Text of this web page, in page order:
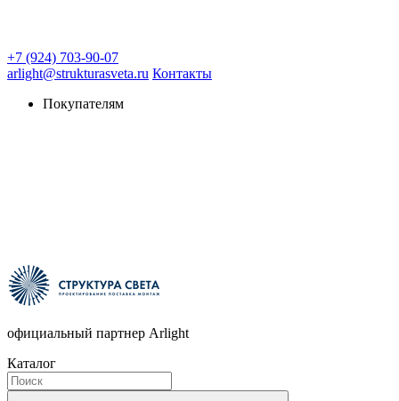
+7 (924) 703-90-07
arlight@strukturasveta.ru Контакты
Покупателям
официальный партнер Arlight
Каталог